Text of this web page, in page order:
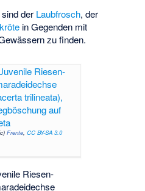
sind der Laubfrosch, der
in Gegenden mit
zu finden.
Frente, CC BY-SA 3.0
Riesen-